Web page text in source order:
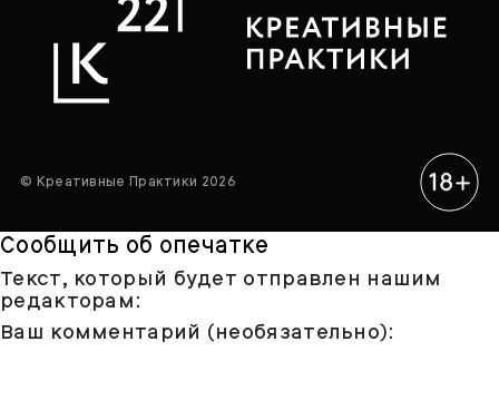
© Креативные Практики 2026
Сообщить об опечатке
Текст, который будет отправлен нашим
редакторам:
Ваш комментарий (необязательно):